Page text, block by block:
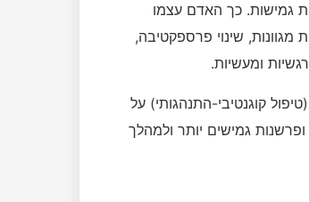
גמישות. כך האדם עצמו
שינוי פרספקטיבה,
ומעשיות.
השינוי יכול להיעשות על ידי פניה לטיפול בשיחות או לדוגמה ב-CBT (טיפול קוגנטיבי-התנהגותי) על
גמישים יותר ולמהלך